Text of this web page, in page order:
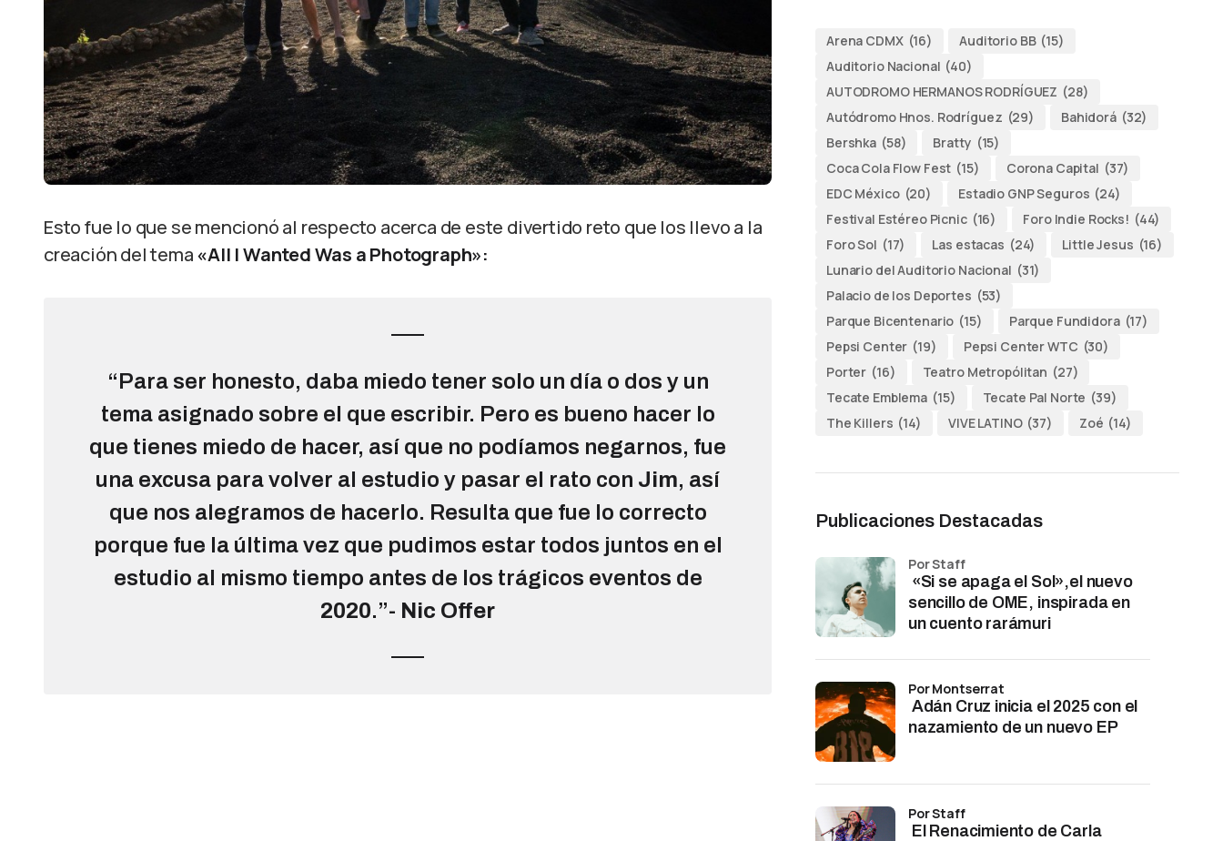
Esto fue lo que se mencionó al respecto acerca de este divertido reto que los llevo a la
creación del tema«All I Wanted Was a Photograph»:
“Para ser honesto, daba miedo tener solo un día o dos y un
tema asignado sobre el que escribir. Pero es bueno hacer lo
que tienes miedo de hacer, así que no podíamos negarnos, fue
una excusa para volver al estudio y pasar el rato con Jim, así
que nos alegramos de hacerlo. Resulta que fue lo correcto
porque fue la última vez que pudimos estar todos juntos en el
estudio al mismo tiempo antes de los trágicos eventos de
2020.”- Nic Offer
Arena CDMX (16) Auditorio BB (15)
Auditorio Nacional (40)
AUTODROMO HERMANOS RODRÍGUEZ (28)
Autódromo Hnos. Rodríguez (29) Bahidorá (32)
Bershka (58) Bratty (15)
Coca Cola Flow Fest (15) Corona Capital (37)
EDC México (20) Estadio GNP Seguros (24)
Festival Estéreo Picnic (16) Foro Indie Rocks! (44)
Foro Sol (17) Las estacas (24) Little Jesus (16)
Lunario del Auditorio Nacional (31)
Palacio de los Deportes (53)
Parque Bicentenario (15) Parque Fundidora (17)
Pepsi Center (19) Pepsi Center WTC (30)
Porter (16) Teatro Metropólitan (27)
Tecate Emblema (15) Tecate Pal Norte (39)
The Killers (14) VIVE LATINO (37) Zoé (14)
Publicaciones Destacadas
«Si se apaga el Sol»,el nuevo
sencillo de OME, inspirada en
un cuento rarámuri
por Staff
Adán Cruz inicia el 2025 con el
nazamiento de un nuevo EP
por Montserrat
El Renacimiento de Carla
por Staff